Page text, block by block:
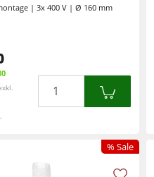
| 3x 400 V | Ø 160 mm
% Sale